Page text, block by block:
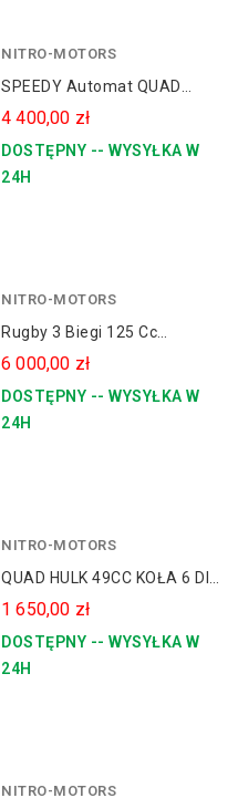
czerwony
niebieski
zielony
NITRO-MOTORS
SPEEDY Automat QUAD
Spalinowy 125 Cc Koła 8" RS
4 400,00 zł
DOSTĘPNY -- WYSYŁKA W
24H
czerwony
niebieski
zielony
NITRO-MOTORS
Rugby 3 Biegi 125 Cc
Spalinowy Quad 8" Platin
Line
6 000,00 zł
DOSTĘPNY -- WYSYŁKA W
24H
zielony
NITRO-MOTORS
QUAD HULK 49CC KOŁA 6 Dla
Dziecka
1 650,00 zł
DOSTĘPNY -- WYSYŁKA W
24H
czerwony
NITRO-MOTORS